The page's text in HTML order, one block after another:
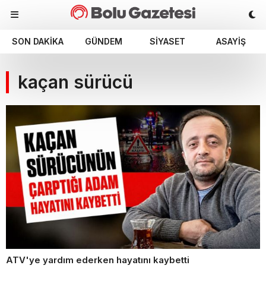
SON DAKIKA GÜNDEM SIYASET ASAYIŞ
kaçan sürücü
ATV'ye yardım ederken hayatını kaybetti